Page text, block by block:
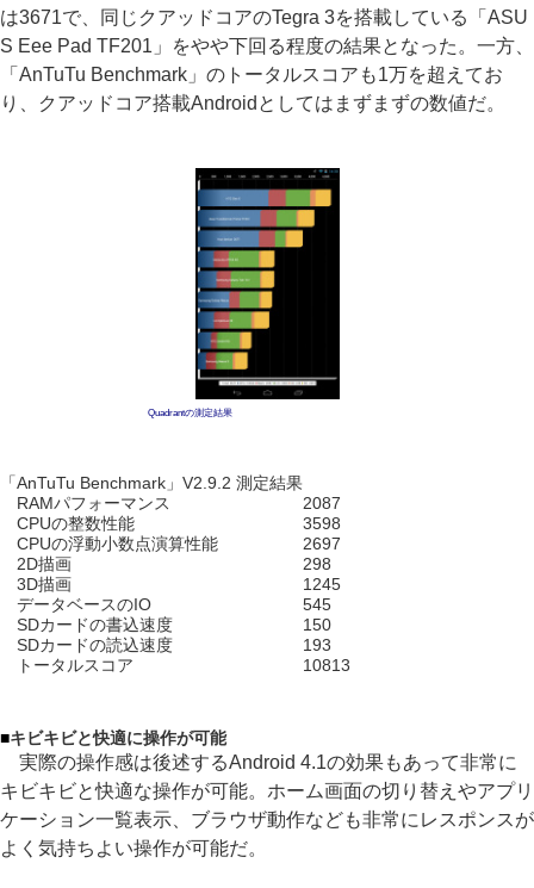
は3671で、同じクアッドコアのTegra 3を搭載している「ASU
S Eee Pad TF201」をやや下回る程度の結果となった。一方、
「AnTuTu Benchmark」のトータルスコアも1万を超えてお
り、クアッドコア搭載Androidとしてはまずまずの数値だ。
Quadrantの測定結果
「AnTuTu Benchmark」V2.9.2 測定結果
RAMパフォーマンス
2087
CPUの整数性能
3598
CPUの浮動小数点演算性能
2697
2D描画
298
3D描画
1245
データベースのIO
545
SDカードの書込速度
150
SDカードの読込速度
193
トータルスコア
10813
■キビキビと快適に操作が可能
実際の操作感は後述するAndroid 4.1の効果もあって非常に
キビキビと快適な操作が可能。ホーム画面の切り替えやアプリ
ケーション一覧表示、ブラウザ動作なども非常にレスポンスが
よく気持ちよい操作が可能だ。